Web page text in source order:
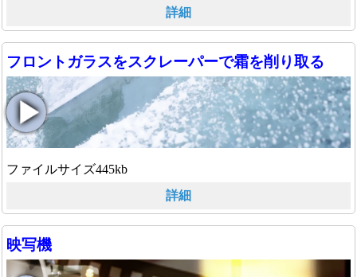
詳細
フロントガラスをスクレーパーで霜を削り取る
ファイルサイズ445kb
詳細
映写機